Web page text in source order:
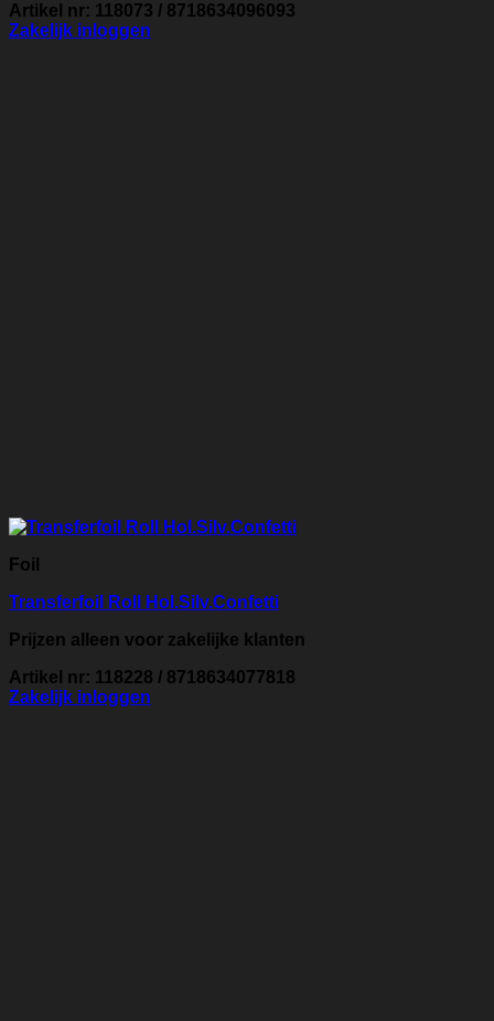
Artikel nr: 118073 / 8718634096093
Zakelijk inloggen
Foil
Transferfoil Roll Hol.Silv.Confetti
Prijzen alleen voor zakelijke klanten
Artikel nr: 118228 / 8718634077818
Zakelijk inloggen